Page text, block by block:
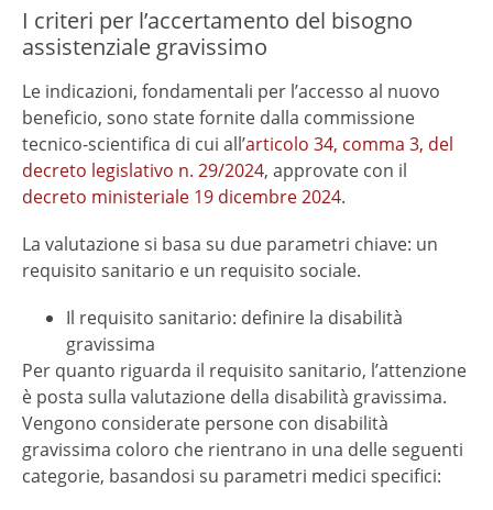
I criteri per l’accertamento del bisogno
assistenziale gravissimo
Le indicazioni, fondamentali per l’accesso al nuovo
beneficio, sono state fornite dalla commissione
tecnico-scientifica di cui all’articolo 34, comma 3, del
decreto legislativo n. 29/2024, approvate con il
decreto ministeriale 19 dicembre 2024.
La valutazione si basa su due parametri chiave: un
requisito sanitario e un requisito sociale.
Il requisito sanitario: definire la disabilità
gravissima
Per quanto riguarda il requisito sanitario, l’attenzione
è posta sulla valutazione della disabilità gravissima.
Vengono considerate persone con disabilità
gravissima coloro che rientrano in una delle seguenti
categorie, basandosi su parametri medici specifici: